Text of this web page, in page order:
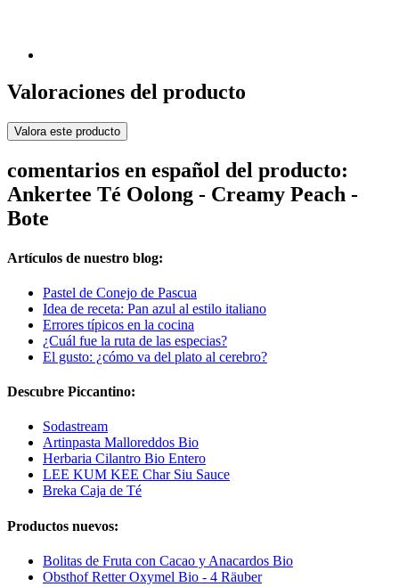
Valoraciones del producto
Valora este producto
comentarios en español del producto:
Ankertee Té Oolong - Creamy Peach -
Bote
Artículos de nuestro blog:
Pastel de Conejo de Pascua
Idea de receta: Pan azul al estilo italiano
Errores típicos en la cocina
¿Cuál fue la ruta de las especias?
El gusto: ¿cómo va del plato al cerebro?
Descubre Piccantino:
Sodastream
Artinpasta Malloreddos Bio
Herbaria Cilantro Bio Entero
LEE KUM KEE Char Siu Sauce
Breka Caja de Té
Productos nuevos:
Bolitas de Fruta con Cacao y Anacardos Bio
Obsthof Retter Oxymel Bio - 4 Räuber